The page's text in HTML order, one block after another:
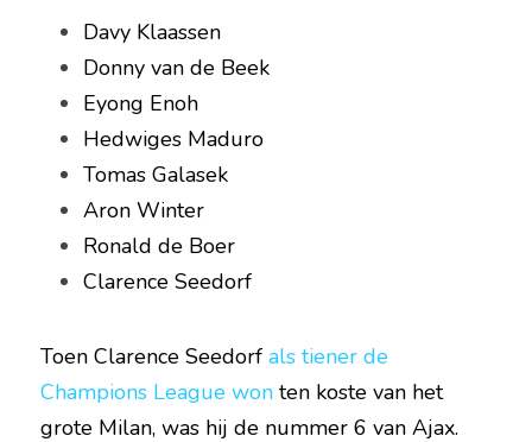
Davy Klaassen
Donny van de Beek
Eyong Enoh
Hedwiges Maduro
Tomas Galasek
Aron Winter
Ronald de Boer
Clarence Seedorf
Toen Clarence Seedorf als tiener de
Champions League won ten koste van het
grote Milan, was hij de nummer 6 van Ajax.